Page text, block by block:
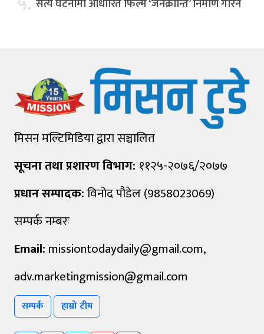
सत्य घटनामा आधारित फिल्म ‘जनक्रान्ति’ निर्माण गरिने
मिसन मल्टिमिडिया द्वारा सञ्चालित
सूचना तथा प्रशारण विभाग: ११२५-२०७६/२०७७
प्रधान सम्पादक:विनोद पौडेल (9858023069)
सम्पर्क नम्बरः
Email: missiontodaydaily@gmail.com,
adv.marketingmission@gmail.com
सम्पर्क हाम्रो टीम